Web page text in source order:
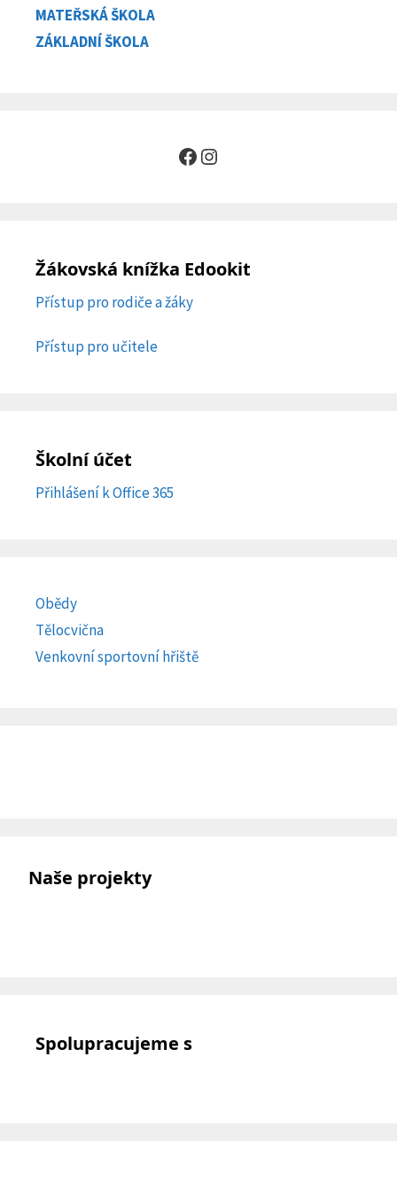
MATEŘSKÁ ŠKOLA
ZÁKLADNÍ ŠKOLA
Facebook
Instagram
Žákovská knížka Edookit
Přístup pro rodiče a žáky
Přístup pro učitele
Školní účet
Přihlášení k Office 365
Obědy
Tělocvična
Venkovní sportovní hřiště
Naše projekty
Spolupracujeme s